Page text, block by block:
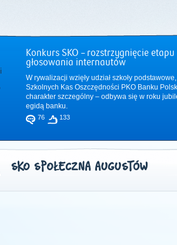
Konkurs SKO – rozstrzygnięcie
głosowania internautów
W rywalizacji wzięły udział szkoły
Szkolnych Kas Oszczędności PKO Banku
charakter szczególny – odbywa się w roku
egidą banku.
76 133
SKO SPOŁECZNA AUGUSTÓW